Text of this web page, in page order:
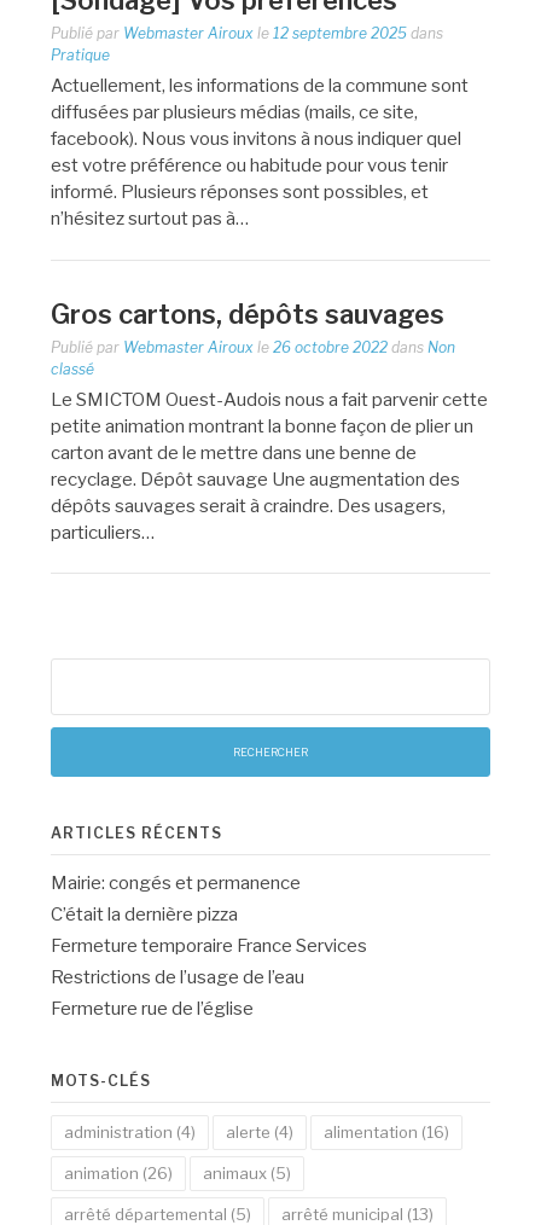
Publié par Webmaster Airoux le12 septembre 2025 dans
Pratique
Actuellement, les informations de la commune sont
diffusées par plusieurs médias (mails, ce site,
facebook). Nous vous invitons à nous indiquer quel
est votre préférence ou habitude pour vous tenir
informé. Plusieurs réponses sont possibles, et
n’hésitez surtout pas à…
Gros cartons, dépôts sauvages
Publié par Webmaster Airoux le26 octobre 2022 dans Non
classé
Le SMICTOM Ouest-Audois nous a fait parvenir cette
petite animation montrant la bonne façon de plier un
carton avant de le mettre dans une benne de
recyclage. Dépôt sauvage Une augmentation des
dépôts sauvages serait à craindre. Des usagers,
particuliers…
ARTICLES RÉCENTS
Mairie: congés et permanence
C’était la dernière pizza
Fermeture temporaire France Services
Restrictions de l’usage de l’eau
Fermeture rue de l’église
MOTS-CLÉS
administration (4) alerte (4) alimentation (16)
animation (26) animaux (5)
arrêté départemental (5) arrêté municipal (13)